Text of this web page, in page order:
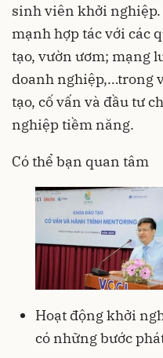
sinh viên khởi
mạnh hợp tác với các
tạo, vườn ươm; mạng
doanh nghiệp,…trong
tạo, cố vấn và đầu tư
nghiệp tiềm năng.
Có thể bạn quan tâm
Hoạt động khởi
có những bước